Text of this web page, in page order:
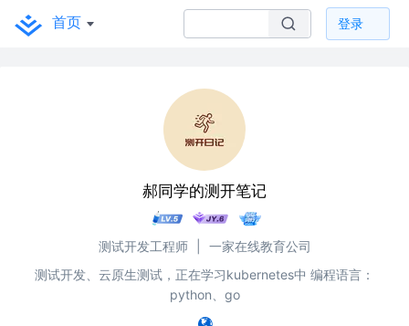
首页 登录
郝同学的测开笔记
测试开发工程师
一家在线教育公司
测试开发、云原生测试，正在学习kubernetes中 编程语言：
python、go